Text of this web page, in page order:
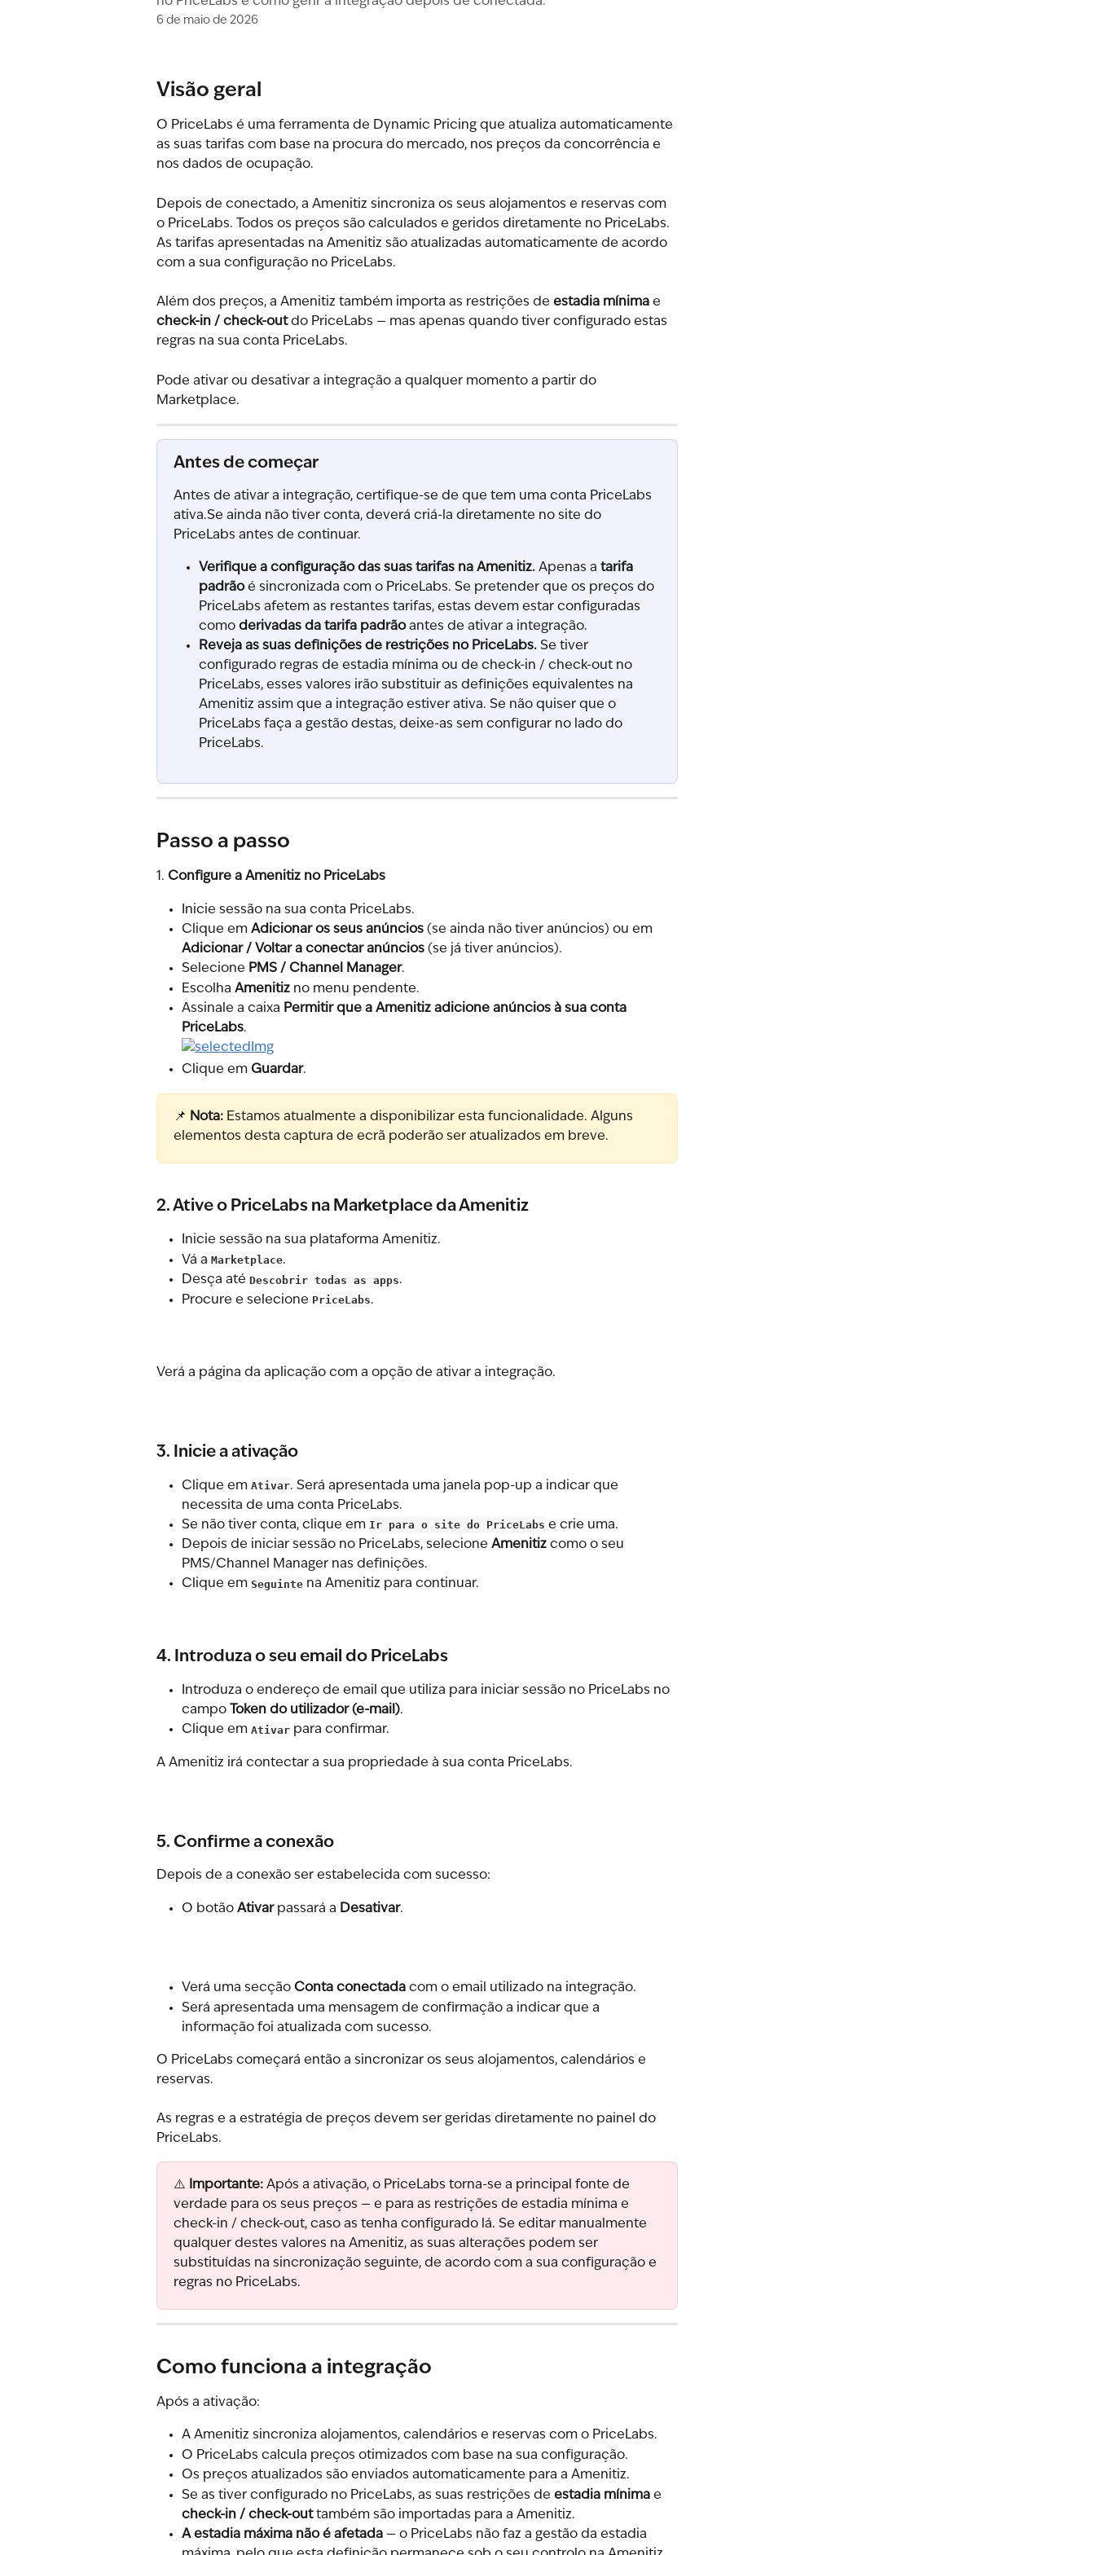
6 de maio de 2026
Visão geral
O PriceLabs é uma ferramenta de Dynamic Pricing que atualiza automaticamente
as suas tarifas com base na procura do mercado, nos preços da concorrência e
nos dados de ocupação.
Depois de conectado, a Amenitiz sincroniza os seus alojamentos e reservas com
o PriceLabs. Todos os preços são calculados e geridos diretamente no PriceLabs.
As tarifas apresentadas na Amenitiz são atualizadas automaticamente de acordo
com a sua configuração no PriceLabs.
Além dos preços, a Amenitiz também importa as restrições de estadia mínima e
check-in / check-out do PriceLabs — mas apenas quando tiver configurado estas
regras na sua conta PriceLabs.
Pode ativar ou desativar a integração a qualquer momento a partir do
Marketplace.
Antes de começar
Antes de ativar a integração, certifique-se de que tem uma conta PriceLabs
ativa.Se ainda não tiver conta, deverá criá-la diretamente no site do
PriceLabs antes de continuar.
Verifique a configuração das suas tarifas na Amenitiz. Apenas a tarifa
padrão é sincronizada com o PriceLabs. Se pretender que os preços do
PriceLabs afetem as restantes tarifas, estas devem estar configuradas
como derivadas da tarifa padrão antes de ativar a integração.
Reveja as suas definições de restrições no PriceLabs. Se tiver
configurado regras de estadia mínima ou de check-in / check-out no
PriceLabs, esses valores irão substituir as definições equivalentes na
Amenitiz assim que a integração estiver ativa. Se não quiser que o
PriceLabs faça a gestão destas, deixe-as sem configurar no lado do
PriceLabs.
Passo a passo
1. Configure a Amenitiz no PriceLabs
Inicie sessão na sua conta PriceLabs.
Clique em Adicionar os seus anúncios (se ainda não tiver anúncios) ou em
Adicionar / Voltar a conectar anúncios (se já tiver anúncios).
Selecione PMS / Channel Manager.
Escolha Amenitiz no menu pendente.
Assinale a caixa Permitir que a Amenitiz adicione anúncios à sua conta
PriceLabs.
Clique em Guardar.
📌 Nota: Estamos atualmente a disponibilizar esta funcionalidade. Alguns
elementos desta captura de ecrã poderão ser atualizados em breve.
2. Ative o PriceLabs na Marketplace da Amenitiz
Inicie sessão na sua plataforma Amenitiz.
Vá a Marketplace.
Desça até Descobrir todas as apps.
Procure e selecione PriceLabs.
Verá a página da aplicação com a opção de ativar a integração.
3. Inicie a ativação
Clique em Ativar. Será apresentada uma janela pop-up a indicar que
necessita de uma conta PriceLabs.
Se não tiver conta, clique em Ir para o site do PriceLabs e crie uma.
Depois de iniciar sessão no PriceLabs, selecione Amenitiz como o seu
PMS/Channel Manager nas definições.
Clique em Seguinte na Amenitiz para continuar.
4. Introduza o seu email do PriceLabs
Introduza o endereço de email que utiliza para iniciar sessão no PriceLabs no
campo Token do utilizador (e-mail).
Clique em Ativar para confirmar.
A Amenitiz irá contectar a sua propriedade à sua conta PriceLabs.
5. Confirme a conexão
Depois de a conexão ser estabelecida com sucesso:
O botão Ativar passará a Desativar.
Verá uma secção Conta conectada com o email utilizado na integração.
Será apresentada uma mensagem de confirmação a indicar que a
informação foi atualizada com sucesso.
O PriceLabs começará então a sincronizar os seus alojamentos, calendários e
reservas.
As regras e a estratégia de preços devem ser geridas diretamente no painel do
PriceLabs.
⚠️ Importante: Após a ativação, o PriceLabs torna-se a principal fonte de
verdade para os seus preços — e para as restrições de estadia mínima e
check-in / check-out, caso as tenha configurado lá. Se editar manualmente
qualquer destes valores na Amenitiz, as suas alterações podem ser
substituídas na sincronização seguinte, de acordo com a sua configuração e
regras no PriceLabs.
Como funciona a integração
Após a ativação:
A Amenitiz sincroniza alojamentos, calendários e reservas com o PriceLabs.
O PriceLabs calcula preços otimizados com base na sua configuração.
Os preços atualizados são enviados automaticamente para a Amenitiz.
Se as tiver configurado no PriceLabs, as suas restrições de estadia mínima e
check-in / check-out também são importadas para a Amenitiz.
A estadia máxima não é afetada — o PriceLabs não faz a gestão da estadia